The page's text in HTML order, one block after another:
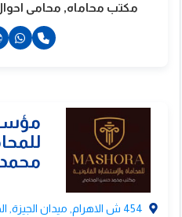
مكتب محاماه, محامى
454 ش الاهرام, ميدان